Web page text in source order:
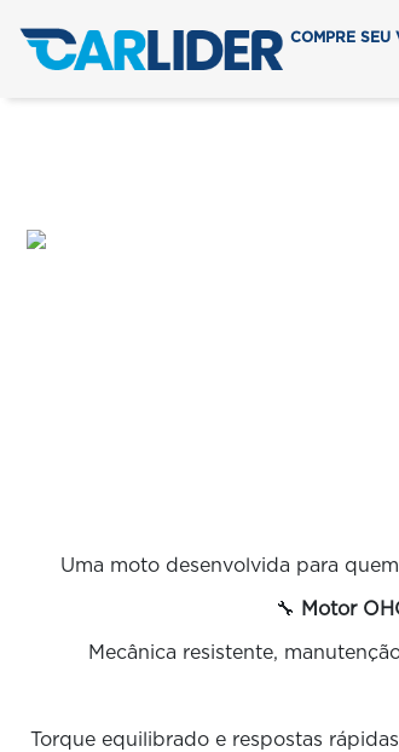
COMPRE SEU
Uma moto desenvolvida para
🔧 Motor
Mecânica resistente,
Torque equilibrado e respostas